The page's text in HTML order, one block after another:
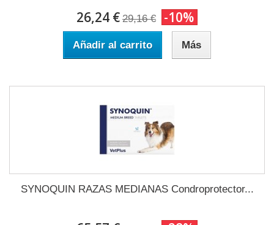
26,24 € 29,16 € -10%
Añadir al carrito Más
SYNOQUIN RAZAS MEDIANAS Condroprotector...